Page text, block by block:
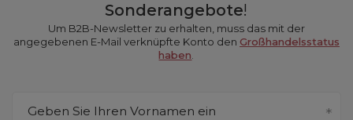
Sonderangebote!
Um B2B-Newsletter zu erhalten, muss das mit der
angegebenen E-Mail verknüpfte Konto den Großhandelsstatus
haben
Geben Sie Ihren Vornamen ein